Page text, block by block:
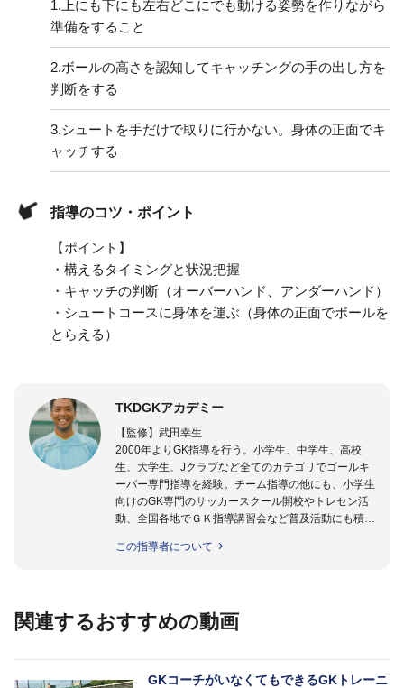
1. 上にも下にも左右どこにでも動ける姿勢を作りながら
準備をすること
2.ボールの高さを認知してキャッチングの手の出し方を
判断をする
3.シュートを手だけで取りに行かない。身体の正面でキ
ャッチする
指導のコツ・ポイント
【ポイント】
・構えるタイミングと状況把握
・キャッチの判断（オーバーハンド、アンダーハンド）
・シュートコースに身体を運ぶ（身体の正面でボールを
とらえる）
TKDGKアカデミー
【監修】武田幸生
2000年よりGK指導を行う。小学生、中学生、高校
生、大学生、Jクラブなど全てのカテゴリでゴールキ
ーパー専門指導を経験。チーム指導の他にも、小学生
向けのGK専門のサッカースクール開校やトレセン活
動、全国各地でＧＫ指導講習会など普及活動にも積極
り口」にいる選手から「プロ選手」まで指導する日本
【指導ライセンス】日本サッカー協会公認Ｂ級・日本
この指導者について
関連するおすすめの動画
GKコーチがいなくてもできるGKトレーニ